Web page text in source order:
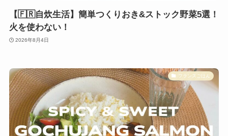
【🇫🇷自炊生活】簡単つくりおき&ストック野菜5選！
火を使わない！
2026年8月4日
フランスごはん